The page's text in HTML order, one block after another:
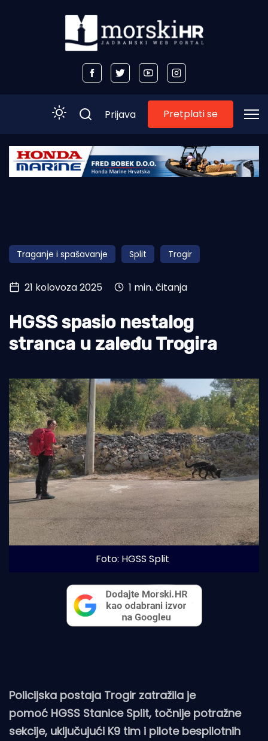
Početna
Obala
Otoci
Turizam i nautika
Pomorstvo
Ribolov
Tradicija i kultura
Prijava Pretplati se
Traganje i spašavanje Split Trogir
21 kolovoza 2025 1 min. čitanja
HGSS spasio nestalog
stranca u zaleđu Trogira
Foto: HGSS Split
Policijska postaja Trogir zatražila je
pomoć HGSS Stanice Split, točnije potražne
sekcije, uključujući K9 tim i pilote bespilotnih